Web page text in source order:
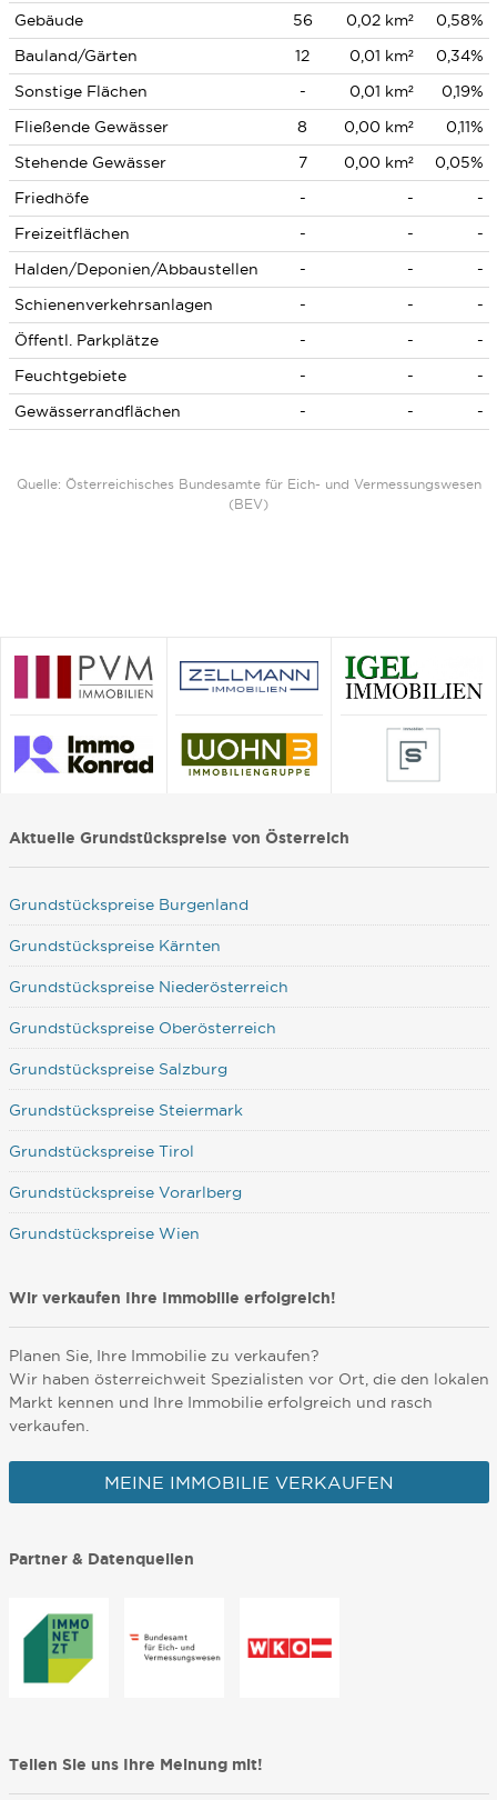
Gebäude 56 0,02 km²
0,58%
Bauland/Gärten
12 0,01 km²
0,34%
Sonstige Flächen
- 0,01 km²
0,19%
Fließende Gewässer
8 0,00 km²
0,11%
Stehende Gewässer
7 0,00 km²
0,05%
Friedhöfe
- -
-
Freizeitflächen
- -
-
Halden/Deponien/Abbaustellen
- -
-
Schienenverkehrsanlagen
- -
-
Öffentl. Parkplätze
- -
-
Feuchtgebiete
- -
-
Gewässerrandflächen
- - -
Quelle: Österreichisches Bundesamte für Eich- und Vermessungswesen
(BEV)
Aktuelle Grundstückspreise von Österreich
Grundstückspreise Burgenland
Grundstückspreise Kärnten
Grundstückspreise Niederösterreich
Grundstückspreise Oberösterreich
Grundstückspreise Salzburg
Grundstückspreise Steiermark
Grundstückspreise Tirol
Grundstückspreise Vorarlberg
Grundstückspreise Wien
Wir verkaufen Ihre Immobilie erfolgreich!
Planen Sie, Ihre Immobilie zu verkaufen?
Wir haben österreichweit Spezialisten vor Ort, die den lokalen
Markt kennen und Ihre Immobilie erfolgreich und rasch
verkaufen.
MEINE IMMOBILIE VERKAUFEN
Partner & Datenquellen
Teilen Sie uns Ihre Meinung mit!